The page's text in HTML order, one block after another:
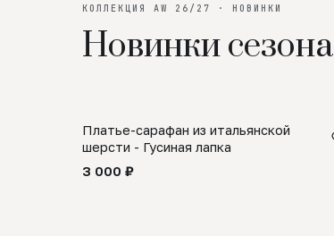
КОЛЛЕКЦИЯ AW 26/27 · НОВИНКИ
Новинки сезона
SALE
Платье-сарафан из итальянской
шерсти - Гусиная лапка
3 000 ₽